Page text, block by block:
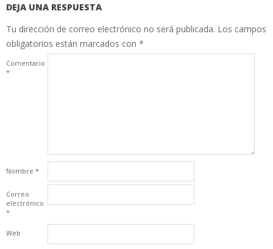
DEJA UNA RESPUESTA
Tu dirección de correo electrónico no será publicada. Los campos
obligatorios están marcados con *
Comentario
*
Nombre *
Correo
electrónico
*
Web